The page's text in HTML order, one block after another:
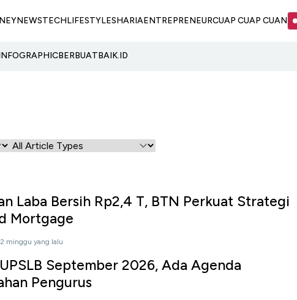
NEWSTECHLIFESTYLESHARIAENTREPRENEURCUAP CUAP CUAN
BERBUATBAIK.ID
Laba Bersih Rp2,4 T, BTN Perkuat Strategi
Mortgage
2 minggu yang lalu
September 2026, Ada Agenda
Pengurus